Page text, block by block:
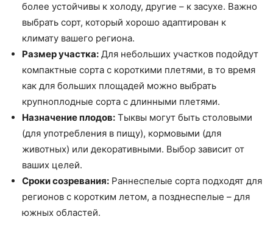
более устойчивы к холоду, другие – к засухе. Важно
выбрать сорт, который хорошо адаптирован к
климату вашего региона.
Размер участка: Для небольших участков подойдут
компактные сорта с короткими плетями, в то время
как для больших площадей можно выбрать
крупноплодные сорта с длинными плетями.
Назначение плодов: Тыквы могут быть столовыми
(для употребления в пищу), кормовыми (для
животных) или декоративными. Выбор зависит от
ваших целей.
Сроки созревания: Раннеспелые сорта подходят для
регионов с коротким летом, а позднеспелые – для
южных областей.